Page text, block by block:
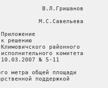
В.Л.Гришанов
М.С.Савельева
решению
районного
комитета
№ 5-11
метра общей площади
поддержкой